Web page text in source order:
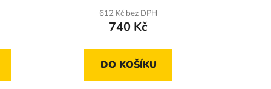
612 Kč bez DPH
740 Kč
DO KOŠÍKU